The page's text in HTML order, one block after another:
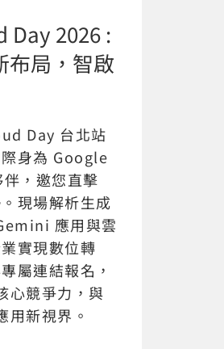
Day 2026 :
布局，智啟
Day 台北站
身為 Google
，邀您直擊
現場解析生成
應用與雲
實現數位轉
屬連結報名，
心競爭力，與
用新視界。